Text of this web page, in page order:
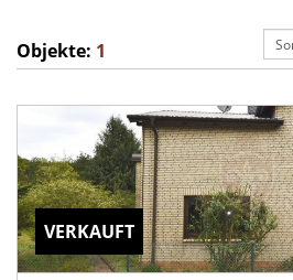
Objekte: 1
VERKAUFT